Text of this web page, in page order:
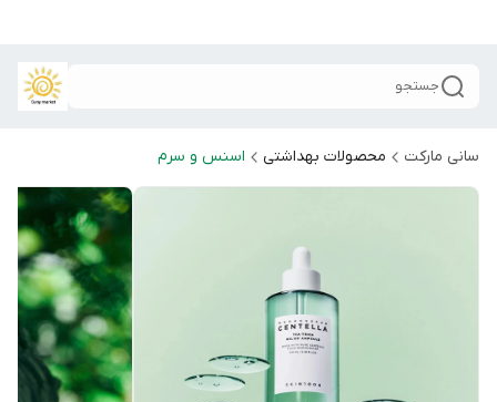
جستجو
سانی مارکت محصولات بهداشتی اسنس و سرم